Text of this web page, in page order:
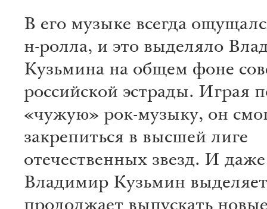
В его музыке всегда
н-ролла, и это выделяло
Кузьмина на общем фоне
российской эстрады. Играя
«чужую» рок-музыку, он
закрепиться в высшей лиге
отечественных звезд. И
Владимир Кузьмин